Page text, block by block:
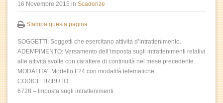
16 Novembre 2015 in Scadenze
Stampa questa pagina
SOGGETTI: Soggetti che esercitano attività d’intrattenimento.
ADEMPIMENTO: Versamento dell’imposta sugli intrattenimenti relativi
alle attività svolte con carattere di continuità nel mese precedente.
MODALITA’: Modello F24 con modalità telematiche.
CODICE TRIBUTO:
6728 – Imposta sugli intrattenimenti